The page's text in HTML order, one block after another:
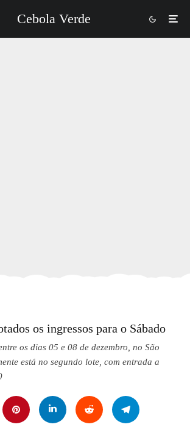
Cebola Verde
os ingressos para o Sábado
os dias 05 e 08 de dezembro, no São
está no segundo lote, com entrada a